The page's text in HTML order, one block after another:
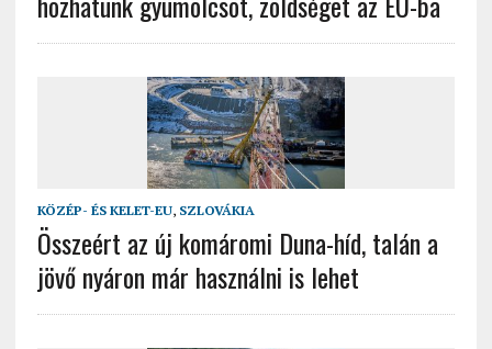
KÖZÉP- ÉS KELET-EU, SZLOVÁKIA
Összeért az új komáromi Duna-híd, talán a
jövő nyáron már használni is lehet